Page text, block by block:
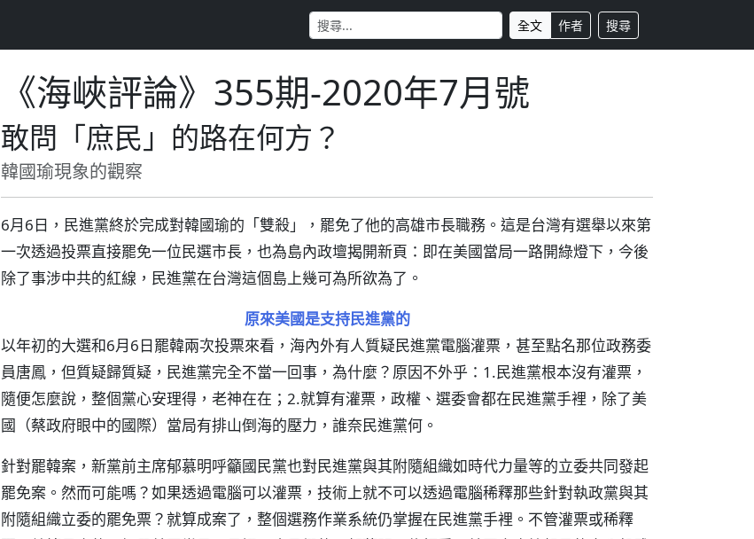
全文 作者 搜尋
《海峽評論》355期-2020年7月號
敢問「庶民」的路在何方？
韓國瑜現象的觀察
6月6日，民進黨終於完成對韓國瑜的「雙殺」，罷免了他的高雄市長職務。這是台灣有選舉以來第
一次透過投票直接罷免一位民選市長，也為島內政壇揭開新頁：即在美國當局一路開綠燈下，今後
除了事涉中共的紅線，民進黨在台灣這個島上幾可為所欲為了。
原來美國是支持民進黨的
以年初的大選和6月6日罷韓兩次投票來看，海內外有人質疑民進黨電腦灌票，甚至點名那位政務委
員唐鳳，但質疑歸質疑，民進黨完全不當一回事，為什麼？原因不外乎：1.民進黨根本沒有灌票，
隨便怎麼說，整個黨心安理得，老神在在；2.就算有灌票，政權、選委會都在民進黨手裡，除了美
國（蔡政府眼中的國際）當局有排山倒海的壓力，誰奈民進黨何。
針對罷韓案，新黨前主席郁慕明呼籲國民黨也對民進黨與其附隨組織如時代力量等的立委共同發起
罷免案。然而可能嗎？如果透過電腦可以灌票，技術上就不可以透過電腦稀釋那些針對執政黨與其
附隨組織立委的罷免票？就算成案了，整個選務作業系統仍掌握在民進黨手裡。不管灌票或稀釋